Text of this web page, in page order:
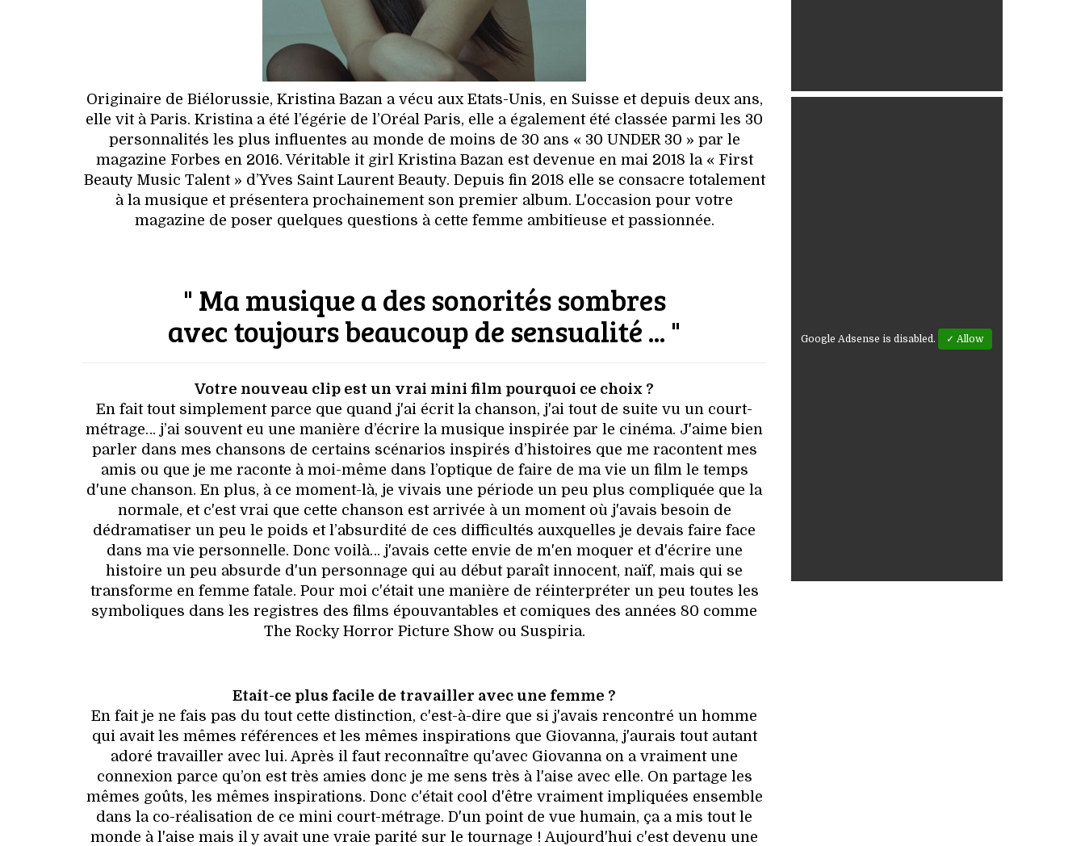
Originaire de Biélorussie, Kristina Bazan a vécu aux Etats-Unis, en Suisse et depuis deux ans,
elle vit à Paris. Kristina a été l’égérie de l’Oréal Paris, elle a également été classée parmi les 30
personnalités les plus influentes au monde de moins de 30 ans « 30 UNDER 30 » par le
magazine Forbes en 2016. Véritable it girl Kristina Bazan est devenue en mai 2018 la « First
Beauty Music Talent » d’Yves Saint Laurent Beauty. Depuis fin 2018 elle se consacre totalement
à la musique et présentera prochainement son premier album. L'occasion pour votre
magazine de poser quelques questions à cette femme ambitieuse et passionnée.
" Ma musique a des sonorités sombres
avec toujours beaucoup de sensualité ... "
Votre nouveau clip est un vrai mini film pourquoi ce choix ?
En fait tout simplement parce que quand j'ai écrit la chanson, j'ai tout de suite vu un court-
métrage… j’ai souvent eu une manière d’écrire la musique inspirée par le cinéma. J'aime bien
parler dans mes chansons de certains scénarios inspirés d’histoires que me racontent mes
amis ou que je me raconte à moi-même dans l’optique de faire de ma vie un film le temps
d'une chanson. En plus, à ce moment-là, je vivais une période un peu plus compliquée que la
normale, et c'est vrai que cette chanson est arrivée à un moment où j'avais besoin de
dédramatiser un peu le poids et l’absurdité de ces difficultés auxquelles je devais faire face
dans ma vie personnelle. Donc voilà… j'avais cette envie de m'en moquer et d'écrire une
histoire un peu absurde d'un personnage qui au début paraît innocent, naïf, mais qui se
transforme en femme fatale. Pour moi c'était une manière de réinterpréter un peu toutes les
symboliques dans les registres des films épouvantables et comiques des années 80 comme
The Rocky Horror Picture Show ou Suspiria.
Etait-ce plus facile de travailler avec une femme ?
En fait je ne fais pas du tout cette distinction, c'est-à-dire que si j'avais rencontré un homme
qui avait les mêmes références et les mêmes inspirations que Giovanna, j'aurais tout autant
adoré travailler avec lui. Après il faut reconnaître qu'avec Giovanna on a vraiment une
connexion parce qu’on est très amies donc je me sens très à l'aise avec elle. On partage les
mêmes goûts, les mêmes inspirations. Donc c'était cool d'être vraiment impliquées ensemble
dans la co-réalisation de ce mini court-métrage. D'un point de vue humain, ça a mis tout le
monde à l'aise mais il y avait une vraie parité sur le tournage ! Aujourd'hui c'est devenu une
Google Adsense is disabled. ✓ Allow